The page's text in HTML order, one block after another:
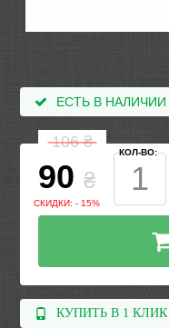
ЕСТЬ В НАЛИЧИИ
106₴
90 ₴
СКИДКИ: - 15%
КОЛ-ВО:
КУПИТЬ В 1 КЛИК